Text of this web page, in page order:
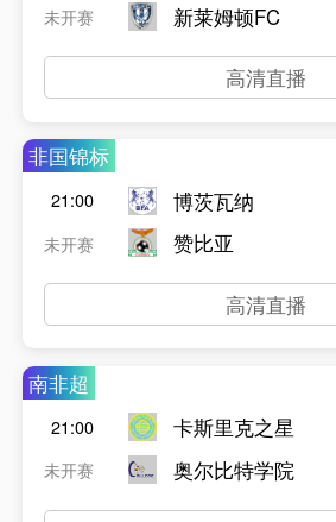
未开赛
新莱姆顿FC
高清直播
非国锦标
21:00
未开赛
博茨瓦纳
赞比亚
高清直播
南非超
21:00
未开赛
卡斯里克之星
奥尔比特学院